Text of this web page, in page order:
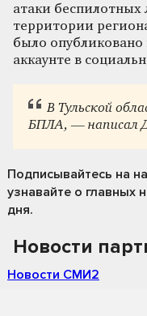
атаки беспилотных
территории
было опубликовано
аккаунте в
В Тульской
БПЛА, — написал
Подписывайтесь на
узнавайте о главных
дня.
Новости
Новости СМИ2